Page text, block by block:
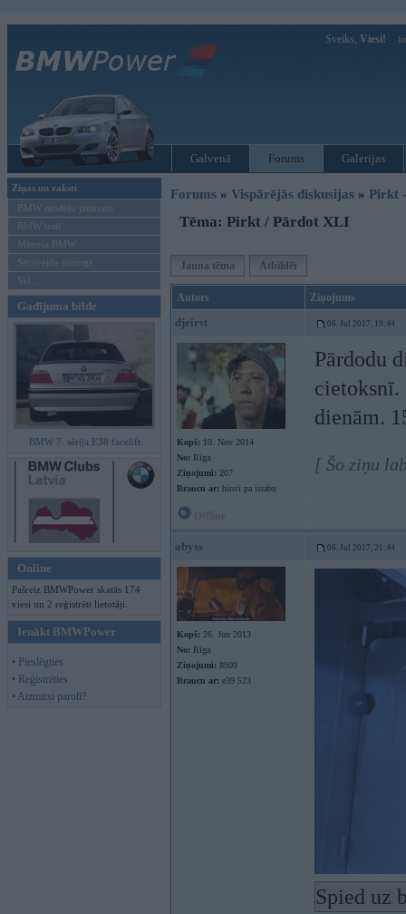
Sveiks, Viesi!
Galvenā Forums Galerijas
Ziņas un raksti
BMW modeļu jaunumi
BMW testi
Mēneša BMW
Sērijveida tūnings
Vel...
Gadījuma bilde
BMW 7. sērija E38 facelift
Online
Pašreiz BMWPower skatās 174
viesi un 2 reģistrēti lietotāji.
Ienākt BMWPower
• Pieslēgties
• Reģistrēties
• Aizmirsi paroli?
Forums » Vispārējās diskusijas » Pirkt
Tēma: Pirkt / Pārdot XLI
Jauna tēma Atbildēt
Autors Ziņojums
djeirst 06. Jul 2017, 19:44
Kopš: 10. Nov 2014
No: Rīga
Ziņojumi: 207
Braucu ar: birsti pa istabu
Pārdodu
cietoksnī.
dienām.
[ Šo ziņu
abyss 06. Jul 2017, 21:44
Kopš: 26. Jun 2013
No: Rīga
Ziņojumi: 8909
Braucu ar: e39 523
Spied uz